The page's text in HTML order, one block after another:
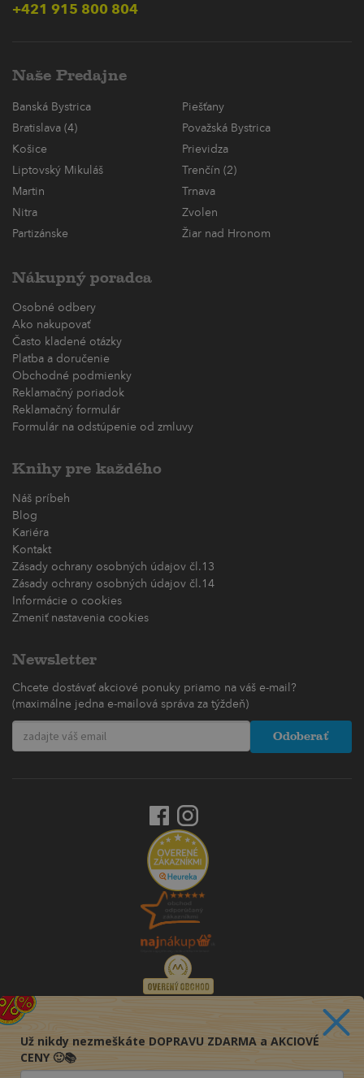
+421 915 800 804
Naše Predajne
Banská Bystrica
Piešťany
Bratislava (4)
Považská Bystrica
Košice
Prievidza
Liptovský Mikuláš
Trenčín (2)
Martin
Trnava
Nitra
Zvolen
Partizánske
Žiar nad Hronom
Nákupný poradca
Osobné odbery
Ako nakupovať
Často kladené otázky
Platba a doručenie
Obchodné podmienky
Reklamačný poriadok
Reklamačný formulár
Formulár na odstúpenie od zmluvy
Knihy pre každého
Náš príbeh
Blog
Kariéra
Kontakt
Zásady ochrany osobných údajov čl.13
Zásady ochrany osobných údajov čl.14
Informácie o cookies
Zmeniť nastavenia cookies
Newsletter
Chcete dostávať akciové ponuky priamo na váš e-mail?
(maximálne jedna e-mailová správa za týždeň)
Odoberať
Už nikdy nezmeškáte DOPRAVU ZDARMA a AKCIOVÉ
CENY 🙂📚